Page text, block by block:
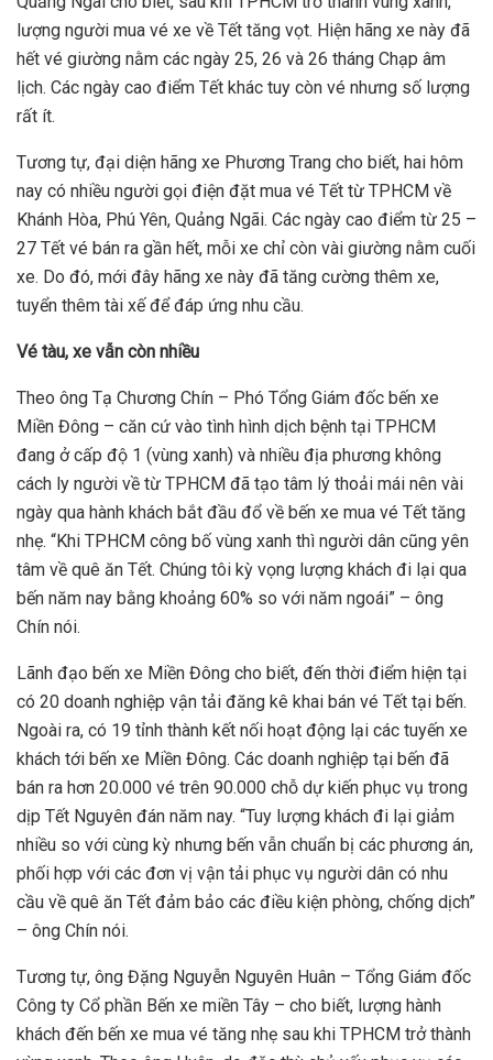
lượng người mua vé xe về Tết tăng vọt. Hiện hãng xe này đã
hết vé giường nằm các ngày 25, 26 và 26 tháng Chạp âm
lịch. Các ngày cao điểm Tết khác tuy còn vé nhưng số lượng
rất ít.
Tương tự, đại diện hãng xe Phương Trang cho biết, hai hôm
nay có nhiều người gọi điện đặt mua vé Tết từ TPHCM về
Khánh Hòa, Phú Yên, Quảng Ngãi. Các ngày cao điểm từ 25 –
27 Tết vé bán ra gần hết, mỗi xe chỉ còn vài giường nằm cuối
xe. Do đó, mới đây hãng xe này đã tăng cường thêm xe,
tuyển thêm tài xế để đáp ứng nhu cầu.
Vé tàu, xe vẫn còn nhiều
Theo ông Tạ Chương Chín – Phó Tổng Giám đốc bến xe
Miền Đông – căn cứ vào tình hình dịch bệnh tại TPHCM
đang ở cấp độ 1 (vùng xanh) và nhiều địa phương không
cách ly người về từ TPHCM đã tạo tâm lý thoải mái nên vài
ngày qua hành khách bắt đầu đổ về bến xe mua vé Tết tăng
nhẹ. “Khi TPHCM công bố vùng xanh thì người dân cũng yên
tâm về quê ăn Tết. Chúng tôi kỳ vọng lượng khách đi lại qua
bến năm nay bằng khoảng 60% so với năm ngoái” – ông
Chín nói.
Lãnh đạo bến xe Miền Đông cho biết, đến thời điểm hiện tại
có 20 doanh nghiệp vận tải đăng kê khai bán vé Tết tại bến.
Ngoài ra, có 19 tỉnh thành kết nối hoạt động lại các tuyến xe
khách tới bến xe Miền Đông. Các doanh nghiệp tại bến đã
bán ra hơn 20.000 vé trên 90.000 chỗ dự kiến phục vụ trong
dịp Tết Nguyên đán năm nay. “Tuy lượng khách đi lại giảm
nhiều so với cùng kỳ nhưng bến vẫn chuẩn bị các phương án,
phối hợp với các đơn vị vận tải phục vụ người dân có nhu
cầu về quê ăn Tết đảm bảo các điều kiện phòng, chống dịch”
– ông Chín nói.
Tương tự, ông Đặng Nguyễn Nguyên Huân – Tổng Giám đốc
Công ty Cổ phần Bến xe miền Tây – cho biết, lượng hành
khách đến bến xe mua vé tăng nhẹ sau khi TPHCM trở thành